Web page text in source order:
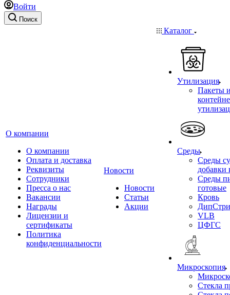
Войти
Поиск
О компании
О компании
Оплата и доставка
Реквизиты
Сотрудники
Пресса о нас
Вакансии
Награды
Лицензии и
сертификаты
Политика
конфиденциальности
Новости
Новости
Статьи
Акции
Каталог
Утилизация
Пакеты
Среды
Среды
добавки
Среды
готовые
Кровь
VLB
ЦФГС
Микроскопия
Стекла